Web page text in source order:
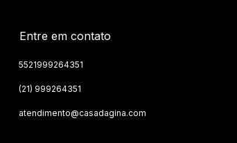
Entre em contato
5521999264351
(21) 999264351
atendimento@casadagina.com